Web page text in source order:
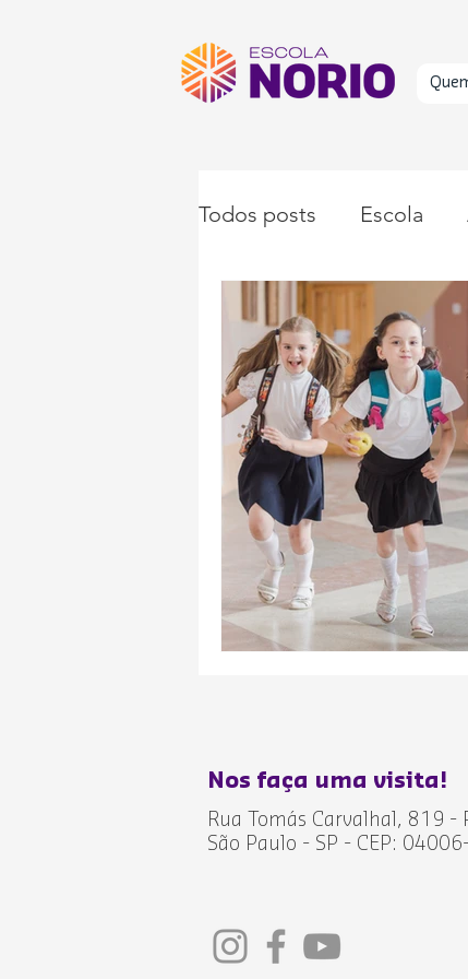
Todos posts Escola
Educação
Nos faça uma visita!
Rua Tomás Carvalhal, 819 -
São Paulo - SP - CEP: